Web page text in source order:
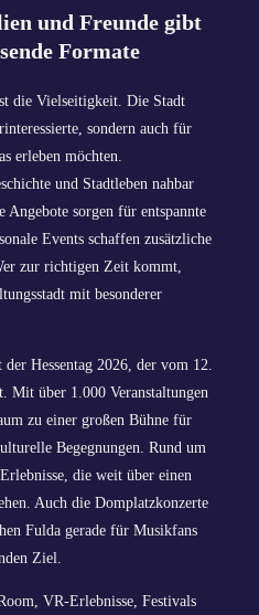
und Freunde gibt
Formate
die Vielseitigkeit. Die Stadt
sondern auch für
erleben möchten.
und Stadtleben nahbar
sorgen für entspannte
Events schaffen zusätzliche
zur richtigen Zeit kommt,
mit besonderer
Hessentag 2026, der vom 12.
Mit über 1.000 Veranstaltungen
zu einer großen Bühne für
Begegnungen. Rund um
die weit über einen
Auch die Domplatzkonzerte
Fulda gerade für Musikfans
Ziel.
VR-Erlebnisse, Festivals